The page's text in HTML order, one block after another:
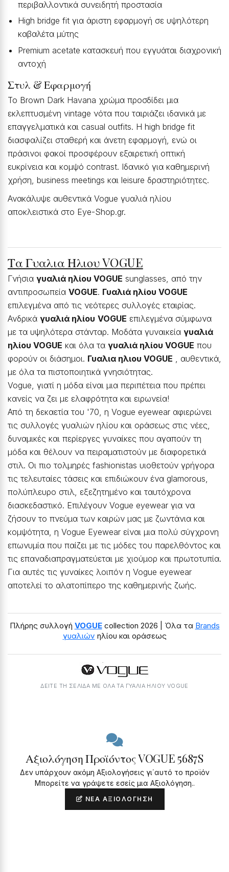
περιβαλλοντικά συνειδητή προστασία
High bridge fit για άριστη εφαρμογή σε υψηλότερη
καβαλέτα μύτης
Premium acetate κατασκευή που εγγυάται διαχρονική
αντοχή
Στυλ & Εφαρμογή
Το Brown Dark Havana χρώμα προσδίδει μια
εκλεπτυσμένη vintage νότα που ταιριάζει ιδανικά με
επαγγελματικά και casual outfits. Η high bridge fit
διασφαλίζει σταθερή και άνετη εφαρμογή, ενώ οι
πράσινοι φακοί προσφέρουν εξαιρετική οπτική
ευκρίνεια και κομψό contrast. Ιδανικό για καθημερινή
χρήση, business meetings και leisure δραστηριότητες.
Ανακάλυψε αυθεντικά Vogue γυαλιά ηλίου
αποκλειστικά στο Eye-Shop.gr.
Τα Γυαλια Ηλιου VOGUE
Γνήσια γυαλιά ηλίου VOGUE sunglasses, από την
αντιπροσωπεία VOGUE. Γυαλιά ηλίου VOGUE
επιλεγμένα από τις νεότερες συλλογές εταιρίας.
Ανδρικά γυαλιά ηλίου VOGUE επιλεγμένα σύμφωνα
με τα υψηλότερα στάνταρ. Μοδάτα γυναικεία γυαλιά
ηλίου VOGUE και όλα τα γυαλιά ηλίου VOGUE που
φορούν οι διάσημοι. Γυαλια ηλιου VOGUE , αυθεντικά,
με όλα τα πιστοποιητικά γνησιότητας.
Vogue, γιατί η μόδα είναι μια περιπέτεια που πρέπει
κανείς να ζει με ελαφρότητα και ειρωνεία!
Από τη δεκαετία του '70, η Vogue eyewear αφιερώνει
τις συλλογές γυαλιών ηλίου και οράσεως στις νέες,
δυναμικές και περίεργες γυναίκες που αγαπούν τη
μόδα και θέλουν να πειραματιστούν με διαφορετικά
στιλ. Οι πιο τολμηρές fashionistas υιοθετούν γρήγορα
τις τελευταίες τάσεις και επιδιώκουν ένα glamorous,
πολύπλευρο στιλ, εξεζητημένο και ταυτόχρονα
διασκεδαστικό. Επιλέγουν Vogue eyewear για να
ζήσουν το πνεύμα των καιρών μας με ζωντάνια και
κομψότητα, η Vogue Eyewear είναι μια πολύ σύγχρονη
επωνυμία που παίζει με τις μόδες του παρελθόντος και
τις επαναδιαπραγματεύεται με χιούμορ και πρωτοτυπία.
Για αυτές τις γυναίκες λοιπόν η Vogue eyewear
αποτελεί το αλατοπίπερο της καθημερινής ζωής.
Πλήρης συλλογή VOGUEcollection 2026 | Όλα τα Brands
γυαλιών ηλίου και οράσεως
ΔΕΙΤΕ ΤΗ ΣΕΛΙΔΑ ΜΕ ΟΛΑ ΤΑ ΓΥΑΛΙΆ ΗΛΊΟΥ VOGUE
Αξιολόγηση Προϊόντος VOGUE 5687S
Δεν υπάρχουν ακόμη Αξιολογήσεις γι΄αυτό το προϊόν
Μπορείτε να γράψετε εσείς μια Αξιολόγηση..
ΝΈΑ ΑΞΙΟΛΌΓΗΣΗ